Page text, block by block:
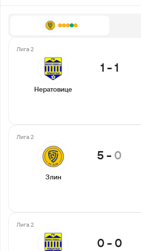
Лига 2
Нератовице
1 -1
Лига 2
Злин
5 - 0
Лига 2
0 - 0